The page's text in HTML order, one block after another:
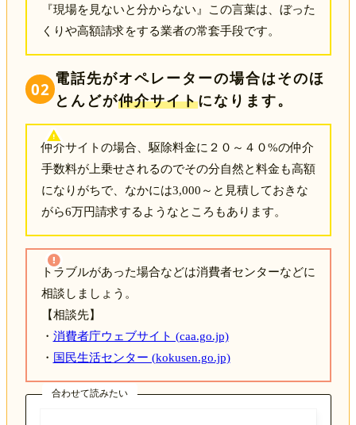
『現場を見ないと分からない』この言葉は、ぼった
くりや高額請求をする業者の常套手段です。
02
電話先がオペレーターの場合はそのほ
とんどが仲介サイトになります。
仲介サイトの場合、駆除料金に２０～４０%の仲介
手数料が上乗せされるのでその分自然と料金も高額
になりがちで、なかには3,000～と見積しておきな
がら6万円請求するようなところもあります。
トラブルがあった場合などは消費者センターなどに
相談しましょう。
【相談先】
・ 消費者庁ウェブサイト (caa.go.jp)
・ 国民生活センター (kokusen.go.jp)
合わせて読みたい